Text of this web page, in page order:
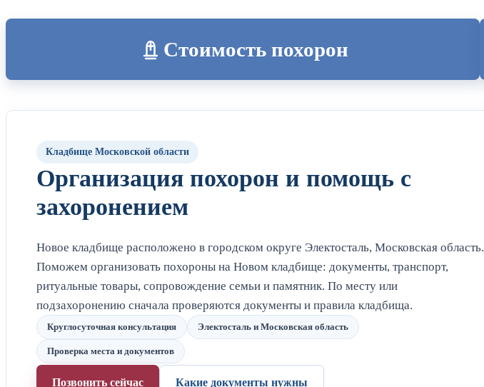
Стоимость похорон
Кладбище Московской области
Организация похорон и помощь с
захоронением
Новое кладбище расположено в городском округе Электосталь, Московская область.
Поможем организовать похороны на Новом кладбище: документы, транспорт,
ритуальные товары, сопровождение семьи и памятник. По месту или
подзахоронению сначала проверяются документы и правила кладбища.
Круглосуточная консультация Электосталь и Московская область
Проверка места и документов
Позвонить сейчас Какие документы нужны